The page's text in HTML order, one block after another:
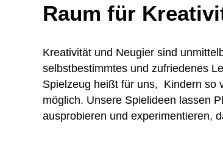
Raum für
Kreativität und Neugier sind
selbstbestimmtes und zufriedenes
Spielzeug heißt für uns, Kindern so
möglich. Unsere Spielideen lassen
ausprobieren und experimentieren,